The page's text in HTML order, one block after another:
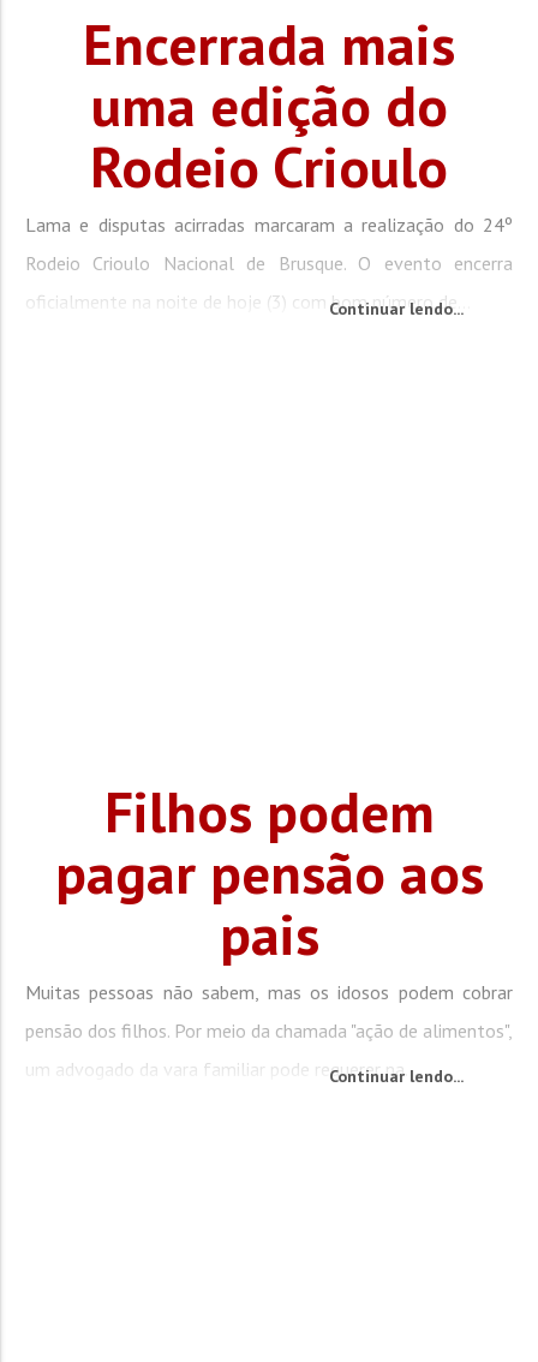
Encerrada mais
uma edição do
Rodeio Crioulo
Lama e disputas acirradas marcaram a realização do 24º
Rodeio Crioulo Nacional de Brusque. O evento encerra
oficialmente na noite de hoje (3) com bom número de...
Continuar lendo...
Filhos podem
pagar pensão aos
pais
Muitas pessoas não sabem, mas os idosos podem cobrar
pensão dos filhos. Por meio da chamada "ação de alimentos",
um advogado da vara familiar pode requerer na...
Continuar lendo...